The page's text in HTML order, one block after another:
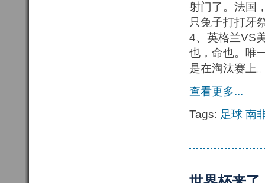
射门了。法国
只兔子打打牙
4、英格兰VS
也，命也。唯
是在淘汰赛上
查看更多...
Tags: 足球 南